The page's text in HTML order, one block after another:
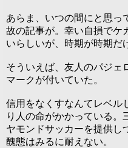
あらま、いつの間にと思っ
故の記事が。幸い自損でケ
いらしいが、時期が時期だ
そういえば、友人のパジェ
マークが付いていた。
信用をなくすなんてレベル
り人の命がかかっている。
ヤモンドサッカーを提供し
醜態はみるに耐えない。